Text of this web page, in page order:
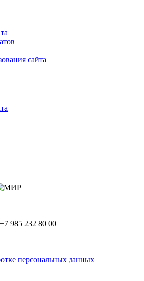
сайта
985 232 80 00
персональных данных